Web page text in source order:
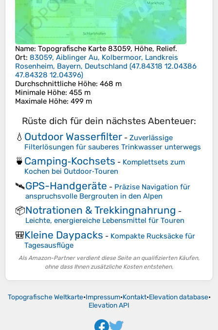
Name: Topografische Karte 83059, Höhe, Relief.
Ort: 83059, Aiblinger Au, Kolbermoor, Landkreis
Rosenheim, Bayern, Deutschland (47.84318 12.04386
47.84328 12.04396)
Durchschnittliche Höhe: 468 m
Minimale Höhe: 455 m
Maximale Höhe: 499 m
Rüste dich für dein nächstes Abenteuer:
💧 Outdoor Wasserfilter - Zuverlässige
Filterlösungen für sauberes Trinkwasser unterwegs
🍵 Camping‑Kochsets - Komplettsets zum
Kochen bei Outdoor‑Touren
🛰️GPS-Handgeräte - Präzise Navigation für
anspruchsvolle Bergrouten in den Alpen
📦Notrationen & Trekkingnahrung -
Leichte, energiereiche Lebensmittel für Touren
🎒Kleine Daypacks - Kompakte Rucksäcke für
Tagesausflüge
Als Amazon-Partner verdient diese Seite an qualifizierten Käufen,
ohne dass Ihnen zusätzliche Kosten entstehen.
Topografische Weltkarte•Impressum•Kontakt•Elevation database•
Elevation API